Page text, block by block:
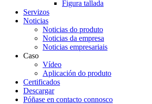
Figura tallada
Servizos
Noticias
Noticias do produto
Noticias da empresa
Noticias empresariais
Caso
Vídeo
Aplicación do produto
Certificados
Descargar
Póñase en contacto connosco